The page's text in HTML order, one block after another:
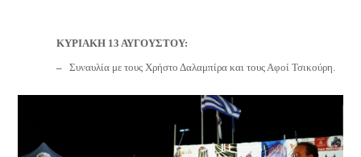
ΚΥΡΙΑΚΗ 13 ΑΥΓΟΥΣΤΟΥ:
– Συναυλία με τους Χρήστο Δαλαμπίρα και τους Αφοί Τσικούρη.